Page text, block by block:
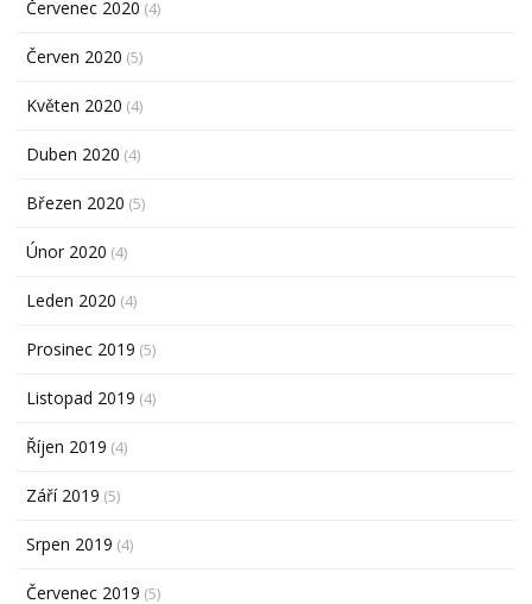
Červenec 2020 (4)
Červen 2020 (5)
Květen 2020 (4)
Duben 2020 (4)
Březen 2020 (5)
Únor 2020 (4)
Leden 2020 (4)
Prosinec 2019 (5)
Listopad 2019 (4)
Říjen 2019 (4)
Září 2019 (5)
Srpen 2019 (4)
Červenec 2019 (5)